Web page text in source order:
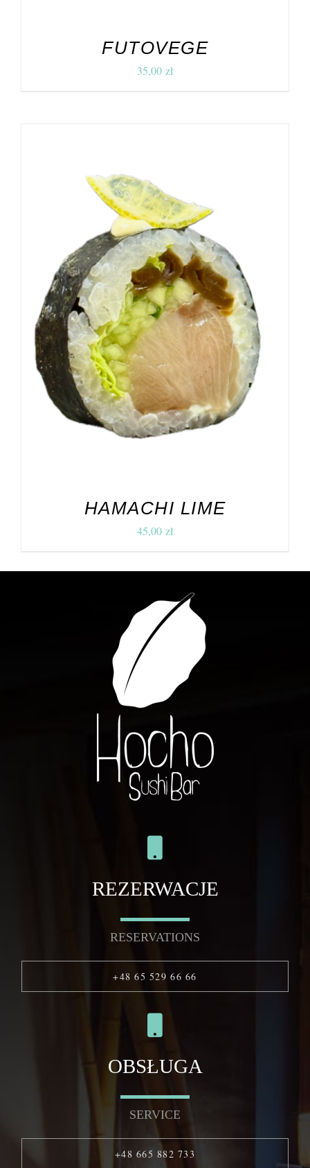
FUTOVEGE
35,00 zł
DODAJ DO KOSZYKA / SZCZEGÓŁY
HAMACHI LIME
45,00 zł
REZERWACJE
RESERVATIONS
+48 65 529 66 66
OBSŁUGA
SERVICE
+48 665 882 733